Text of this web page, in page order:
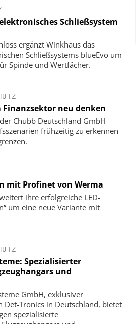
Schließsystem
ergänzt Winkhaus das
Schließsystems blueEvo um
Spinde und Wertfächer.
neu denken
Chubb Deutschland GmbH
frühzeitig zu erkennen
mit Profinet von Werma
ihre erfolgreiche LED-
um eine neue Variante mit
Spezialisierter
und
GmbH, exklusiver
Tronics in Deutschland, bietet
spezialisierte